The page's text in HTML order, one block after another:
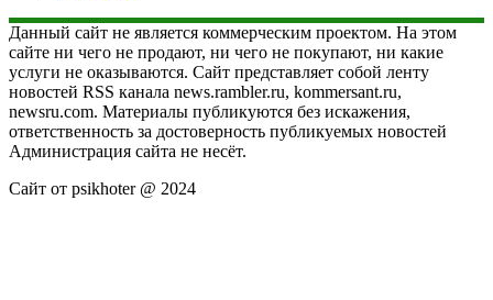
Данный сайт не является коммерческим проектом. На этом
сайте ни чего не продают, ни чего не покупают, ни какие
услуги не оказываются. Сайт представляет собой ленту
новостей RSS канала news.rambler.ru, kommersant.ru,
newsru.com. Материалы публикуются без искажения,
ответственность за достоверность публикуемых новостей
Администрация сайта не несёт.
Сайт от psikhoter @ 2024